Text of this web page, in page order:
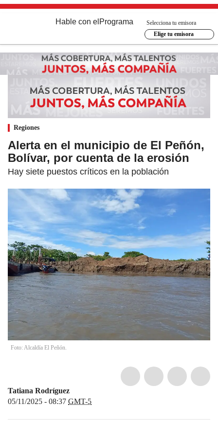
Hable con el Programa
Selecciona tu emisora
Elige tu emisora
Regiones
Alerta en el municipio de El Peñón,
Bolívar, por cuenta de la erosión
Hay siete puestos críticos en la población
Foto: Alcaldía El Peñón.
Tatiana Rodríguez
05/11/2025 - 08:37 GMT-5